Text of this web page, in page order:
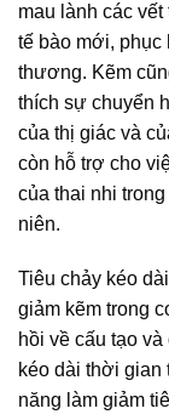
mau lành các
tế bào mới, phục
thương. Kẽm
thích sự chuyển
của thị giác và
còn hỗ trợ cho
của thai nhi
niên.
Tiêu chảy kéo
giảm kẽm trong
hồi về cấu tạo
kéo dài thời gian
năng làm giảm